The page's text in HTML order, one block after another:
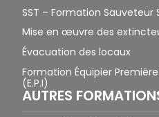
SST – Formation Sauveteur
Mise en œuvre des
Évacuation des locaux
Formation Équipier
(E.P.I)
AUTRES